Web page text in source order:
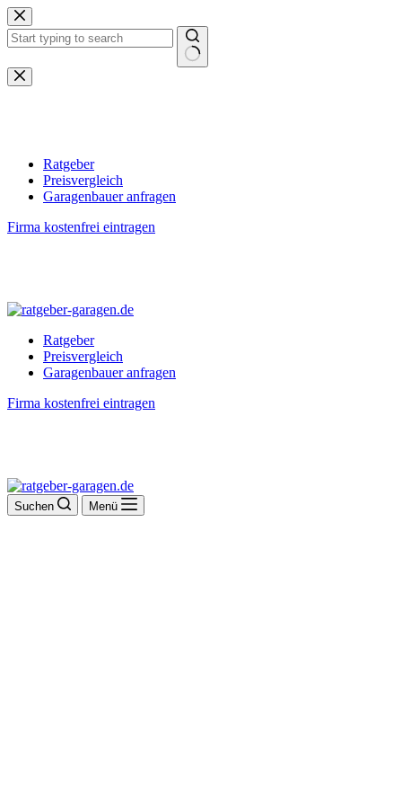
Zum
Inhalt
springen
Keine
Ergebnisse
Ratgeber
Preisvergleich
Garagenbauer anfragen
Firma kostenfrei eintragen
Ratgeber
Preisvergleich
Garagenbauer anfragen
Firma kostenfrei eintragen
Suchen Menü